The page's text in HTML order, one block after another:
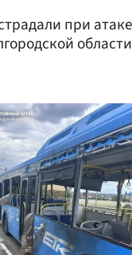
при
области